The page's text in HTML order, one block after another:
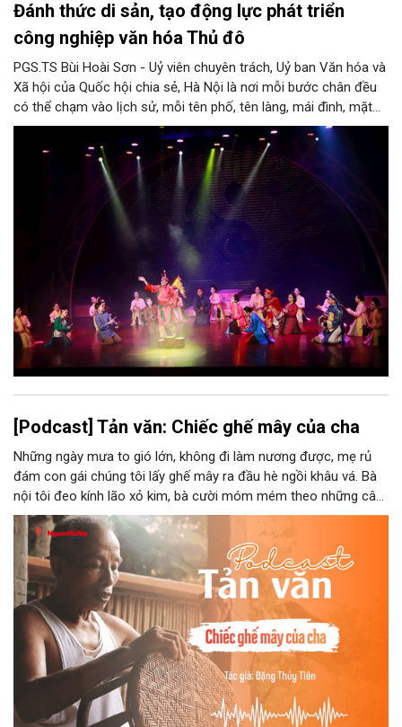
Đánh thức di sản, tạo động lực phát triển
công nghiệp văn hóa Thủ đô
PGS.TS Bùi Hoài Sơn - Uỷ viên chuyên trách, Uỷ ban Văn hóa và
Xã hội của Quốc hội chia sẻ, Hà Nội là nơi mỗi bước chân đều
có thể chạm vào lịch sử, mỗi tên phố, tên làng, mái đình, mặt
hồ, nếp nhà, câu hát, món ăn, làn điệu, nghề thủ công đều có
thể kể một câu chuyện về chiều sâu văn hiến của dân tộc.
Nhưng trong kỷ nguyên mới, câu hỏi đặt ra không chỉ Hà Nội có
bao nhiêu di sản, bao nhiêu văn nghệ sĩ, trí thức, không gian ký
ức, mà là làm thế nào để những giá trị ấy trở thành nguồn lực
phát triển, thành sức mạnh mềm, thành động lực sáng tạo,
thành năng lực cạnh tranh của Thủ đô.
[Podcast] Tản văn: Chiếc ghế mây của cha
Những ngày mưa to gió lớn, không đi làm nương được, mẹ rủ
đám con gái chúng tôi lấy ghế mây ra đầu hè ngồi khâu vá. Bà
nội tôi đeo kính lão xỏ kim, bà cười móm mém theo những câu
chuyện kể tếu táo của đám trẻ chúng tôi. Chiếc ghế mây phát
ra âm thanh kin kít chịu đựng sức nặng cơ thể con người theo
những điệu cười khúc khích.